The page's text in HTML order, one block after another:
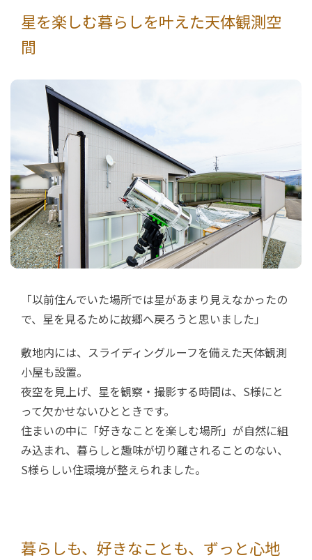
星を楽しむ暮らしを叶えた天体観測空
間
「以前住んでいた場所では星があまり見えなかったの
で、星を見るために故郷へ戻ろうと思いました」
敷地内には、スライディングルーフを備えた天体観測
小屋も設置。
夜空を見上げ、星を観察・撮影する時間は、S様にと
って欠かせないひとときです。
住まいの中に「好きなことを楽しむ場所」が自然に組
み込まれ、暮らしと趣味が切り離されることのない、
S様らしい住環境が整えられました。
暮らしも、好きなことも、ずっと心地